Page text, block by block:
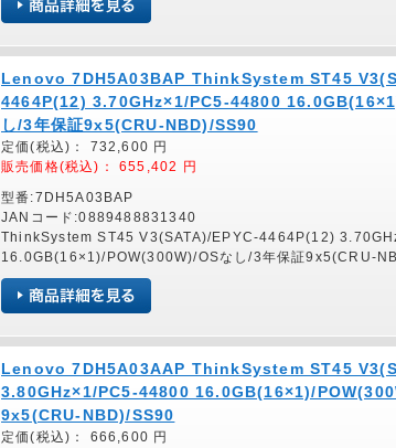
Lenovo 7DH5A03BAP ThinkSystem ST45
4464P(12) 3.70GHz×1/PC5-44800
し/3年保証9x5(CRU-NBD)/SS90
定価(税込)： 732,600 円
販売価格(税込)： 655,402
円
型番:7DH5A03BAP
JANコード:0889488831340
ThinkSystem ST45 V3(SATA)/EPYC-4464P(12)
16.0GB(16×1)/POW(300W)/OSなし/3年保証9x5(CRU-
Lenovo 7DH5A03AAP ThinkSystem ST45
3.80GHz×1/PC5-44800 16.0GB(16×1)/
9x5(CRU-NBD)/SS90
定価(税込)： 666,600 円